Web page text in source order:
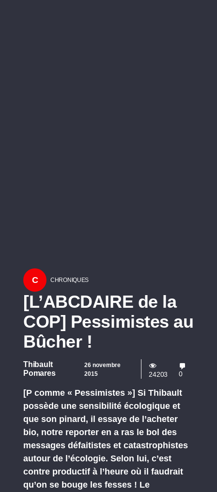
C CHRONIQUES
[L’ABCDAIRE de la
COP] Pessimistes au
Bûcher !
Thibault
Pomares
26 novembre
2015
24203 0
[P comme « Pessimistes »] Si Thibault
possède une sensibilité écologique et
que son pinard, il essaye de l’acheter
bio, notre reporter en a ras le bol des
messages défaitistes et catastrophistes
autour de l’écologie. Selon lui, c’est
contre productif à l’heure où il faudrait
qu’on se bouge les fesses ! Le